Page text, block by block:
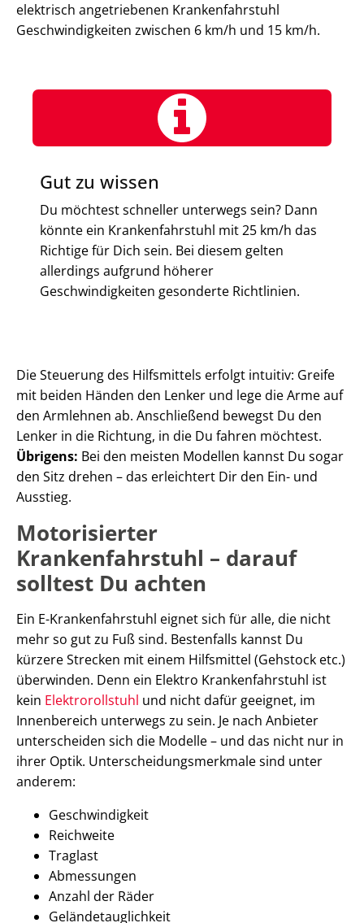
elektrisch angetriebenen Krankenfahrstuhl
Geschwindigkeiten zwischen 6 km/h und 15 km/h.
Gut zu wissen
Du möchtest schneller unterwegs sein? Dann
könnte ein Krankenfahrstuhl mit 25 km/h das
Richtige für Dich sein. Bei diesem gelten
allerdings aufgrund höherer
Geschwindigkeiten gesonderte Richtlinien.
Die Steuerung des Hilfsmittels erfolgt intuitiv: Greife
mit beiden Händen den Lenker und lege die Arme auf
den Armlehnen ab. Anschließend bewegst Du den
Lenker in die Richtung, in die Du fahren möchtest.
Übrigens: Bei den meisten Modellen kannst Du sogar
den Sitz drehen – das erleichtert Dir den Ein- und
Ausstieg.
Motorisierter
Krankenfahrstuhl – darauf
solltest Du achten
Ein E-Krankenfahrstuhl eignet sich für alle, die nicht
mehr so gut zu Fuß sind. Bestenfalls kannst Du
kürzere Strecken mit einem Hilfsmittel (Gehstock etc.)
überwinden. Denn ein Elektro Krankenfahrstuhl ist
kein Elektrorollstuhl und nicht dafür geeignet, im
Innenbereich unterwegs zu sein. Je nach Anbieter
unterscheiden sich die Modelle – und das nicht nur in
ihrer Optik. Unterscheidungsmerkmale sind unter
anderem:
Geschwindigkeit
Reichweite
Traglast
Abmessungen
Anzahl der Räder
Geländetauglichkeit